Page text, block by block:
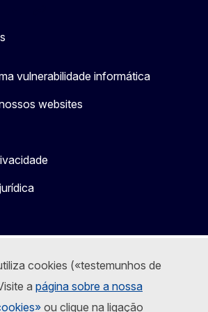
cookies («testemunhos de
a página sobre a nossa
ou clique na ligação
vulnerabilidade informática
websites